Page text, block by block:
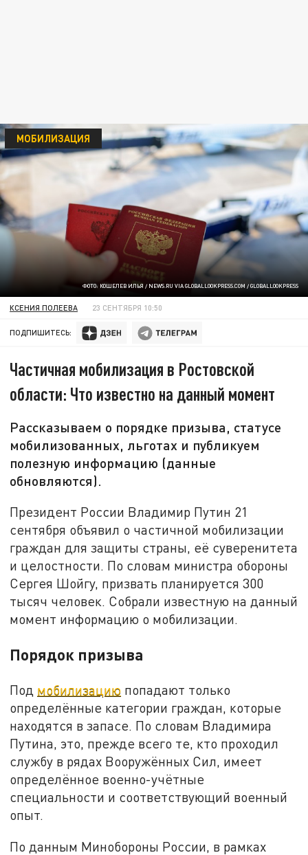
ФОТО: КОШЕЛЕВ ИЛЬЯ / NEWS.RU VIA GLOBALLOOKPRESS.COM / GLOBALLOOKPRESS
МОБИЛИЗАЦИЯ
КСЕНИЯ ПОЛЕЕВА 23 СЕНТЯБРЯ 10:50
ПОДПИШИТЕСЬ:
Частичная мобилизация в Ростовской
области: Что известно на данный момент
Рассказываем о порядке призыва, статусе
мобилизованных, льготах и публикуем
полезную информацию (данные
обновляются).
Президент России Владимир Путин 21
сентября объявил о частичной мобилизации
граждан для защиты страны, её суверенитета
и целостности. По словам министра обороны
Сергея Шойгу, призвать планируется 300
тысяч человек. Собрали известную на данный
момент информацию о мобилизации.
Порядок призыва
Под мобилизацию попадают только
определённые категории граждан, которые
находятся в запасе. По словам Владимира
Путина, это, прежде всего те, кто проходил
службу в рядах Вооружённых Сил, имеет
определённое военно-учётные
специальности и соответствующий военный
опыт.
По данным Минобороны России, в рамках